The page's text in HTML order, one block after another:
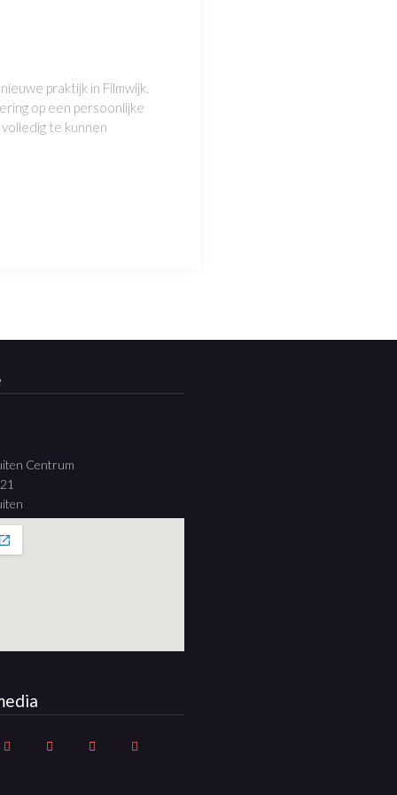
praktijk in Filmwijk.
op een persoonlijke
te kunnen
Centrum